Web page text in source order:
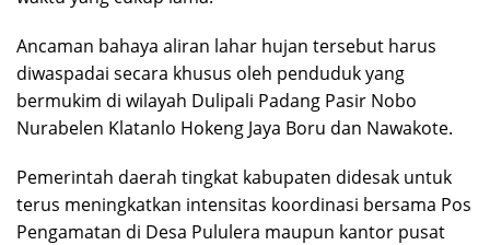
Ancaman bahaya aliran lahar hujan tersebut harus
diwaspadai secara khusus oleh penduduk yang
bermukim di wilayah Dulipali Padang Pasir Nobo
Nurabelen Klatanlo Hokeng Jaya Boru dan Nawakote.
Pemerintah daerah tingkat kabupaten didesak untuk
terus meningkatkan intensitas koordinasi bersama Pos
Pengamatan di Desa Pululera maupun kantor pusat